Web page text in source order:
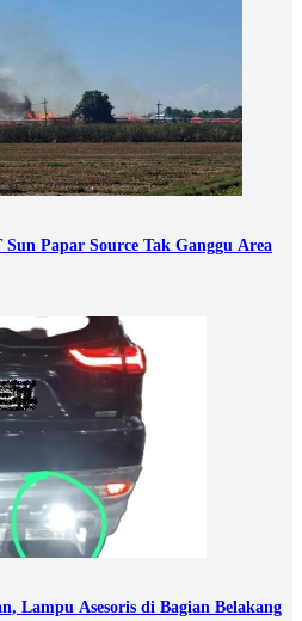
Papar Source Tak Ganggu Area
Lampu Asesoris di Bagian Belakang